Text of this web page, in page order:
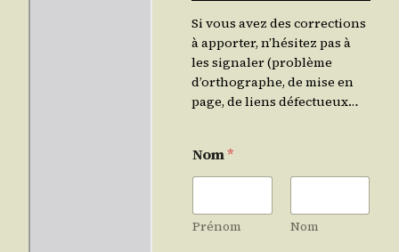
Si vous avez des corrections
à apporter, n’hésitez pas à
les signaler (problème
d’orthographe, de mise en
page, de liens défectueux…
Nom*
Prénom Nom